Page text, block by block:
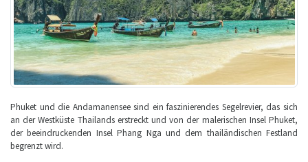
Phuket und die Andamanensee sind ein faszinierendes Segelrevier, das sich
an der Westküste Thailands erstreckt und von der malerischen Insel Phuket,
der beeindruckenden Insel Phang Nga und dem thailändischen Festland
begrenzt wird.